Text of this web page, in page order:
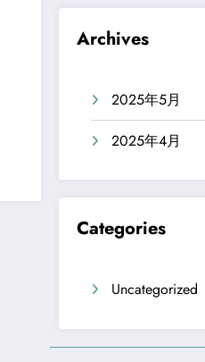
Archives
2025年5月
2025年4月
Categories
Uncategorized